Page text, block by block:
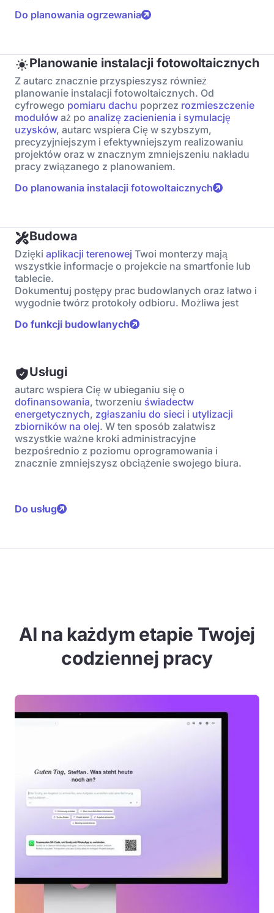
Do planowania ogrzewania
Planowanie instalacji fotowoltaicznych
Z autarc znacznie przyspieszysz również
planowanie instalacji fotowoltaicznych. Od
cyfrowego pomiaru dachu poprzez rozmieszczenie
modułów aż po analizę zacienienia i symulację
uzysków, autarc wspiera Cię w szybszym,
precyzyjniejszym i efektywniejszym realizowaniu
projektów oraz w znacznym zmniejszeniu nakładu
pracy związanego z planowaniem.
Do planowania instalacji fotowoltaicznych
Budowa
Dzięki aplikacji terenowej Twoi monterzy mają
wszystkie informacje o projekcie na smartfonie lub
tablecie.
Dokumentuj postępy prac budowlanych oraz łatwo i
wygodnie twórz protokoły odbioru. Możliwa jest
Do funkcji budowlanych
Usługi
autarc wspiera Cię w ubieganiu się o
dofinansowania, tworzeniu świadectw
energetycznych, zgłaszaniu do sieci i utylizacji
zbiorników na olej. W ten sposób załatwisz
wszystkie ważne kroki administracyjne
bezpośrednio z poziomu oprogramowania i
znacznie zmniejszysz obciążenie swojego biura.
Do usług
AI na każdym etapie Twojej
codziennej pracy